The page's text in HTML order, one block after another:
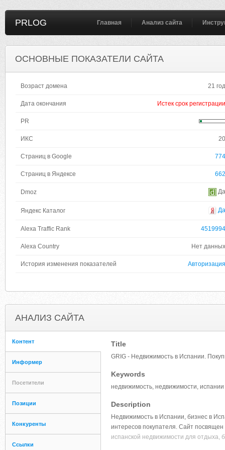
PRLOG Главная Анализ сайта
ОСНОВНЫЕ ПОКАЗАТЕЛИ САЙТА
Возраст домена 21 год
Дата окончания Истек срок регистрации
PR
ИКС 20
Страниц в Google 774
Страниц в Яндексе 662
Dmoz Да
Яндекс Каталог Да
Alexa Traffic Rank 4519994
Alexa Country Нет данных
История изменения показателей Авторизация
АНАЛИЗ САЙТА
Контент
Информер
Посетители
Позиции
Конкуренты
Ссылки
Title
GRIG - Недвижимость в Испании.
Keywords
недвижимость, недвижимости, испании
Description
Недвижимость в Испании, бизнес в
интересов покупателя. Сайт посвящен
испанской недвижимости для отдыха,